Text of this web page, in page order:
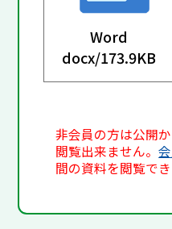
Word
docx/173.9KB
非会員の方は公開
閲覧出来ません。
間の資料を閲覧でき